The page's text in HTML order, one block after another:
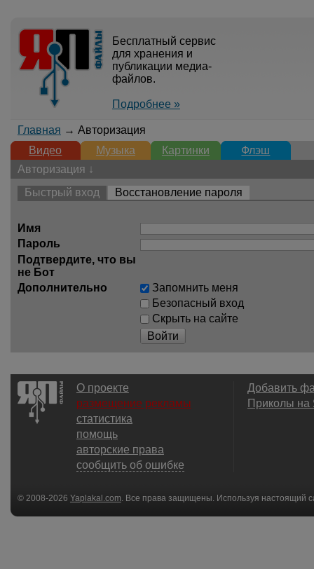
Бесплатный сервис
для хранения и
публикации медиа-
файлов.
Подробнее »
Главная → Авторизация
Видео
Музыка Картинки
Флэш
Авторизация ↓
Быстрый вход
Восстановление пароля
Имя
Пароль
Подтвердите, что вы
не Бот
Дополнительно
Запомнить меня
Безопасный вход
Скрыть на сайте
Войти
О проекте
размещение рекламы
статистика
помощь
авторские права
сообщить об ошибке
Добавить
Приколы
© 2008-2026 Yaplakal.com . Все права защищены. Используя настоящий
соглашения.